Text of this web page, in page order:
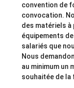
convention de
convocation.
des matériels à
équipements
salariés que
Nous
au minimum un
souhaitée de la